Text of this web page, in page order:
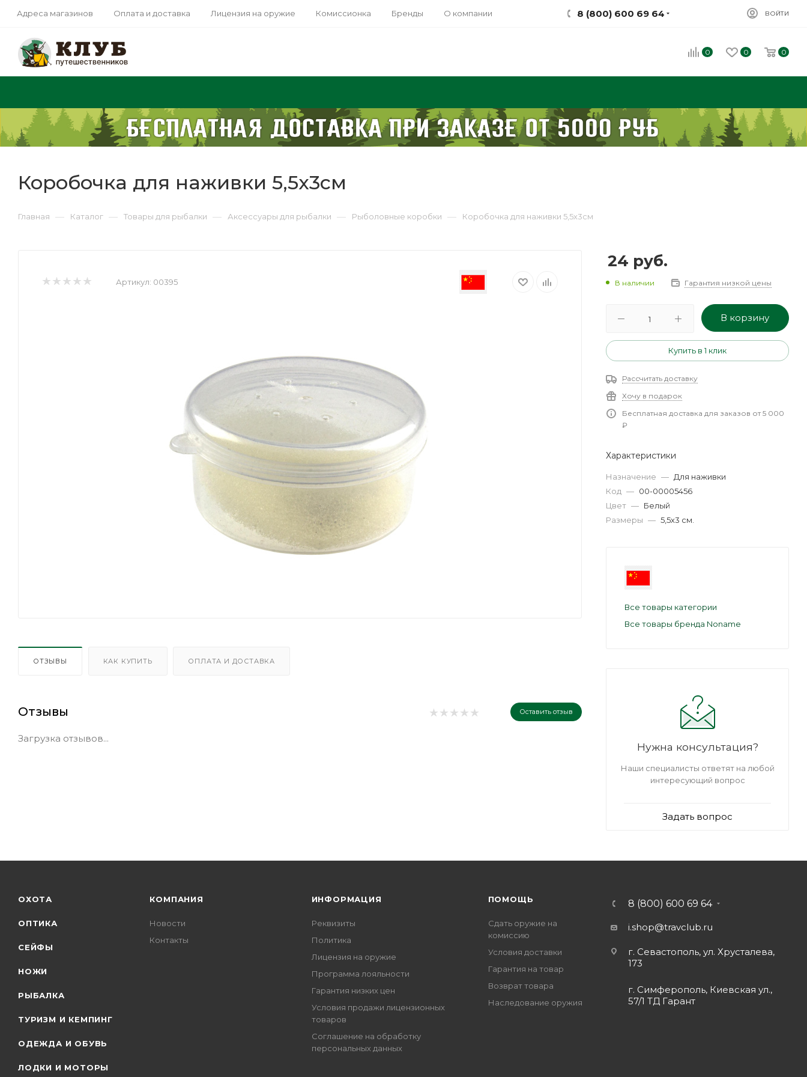
Адреса магазинов Оплата и доставка Лицензия на оружие Комиссионка Бренды О компании 8 (800) 600 69 64 ВОЙТИ
0 0 0
Коробочка для наживки 5,5х3см
Главная — Каталог — Товары для рыбалки — Аксессуары для рыбалки — Рыболовные коробки — Коробочка для наживки 5,5х3см
Артикул: 00395
ОТЗЫВЫ КАК КУПИТЬ ОПЛАТА И ДОСТАВКА
Отзывы Оставить отзыв
Загрузка отзывов...
24 руб.
В наличии Гарантия низкой цены
В корзину
Купить в 1 клик
Рассчитать доставку
Хочу в подарок
Бесплатная доставка для заказов от 5 000
₽
Характеристики
Назначение — Для наживки
Код — 00-00005456
Цвет — Белый
Размеры — 5,5х3 см.
Все товары категории
Все товары бренда Noname
Нужна консультация?
Наши специалисты ответят на любой
интересующий вопрос
Задать вопрос
ОХОТА
ОПТИКА
СЕЙФЫ
НОЖИ
РЫБАЛКА
ТУРИЗМ И КЕМПИНГ
ОДЕЖДА И ОБУВЬ
ЛОДКИ И МОТОРЫ
КОМПАНИЯ
Новости
Контакты
ИНФОРМАЦИЯ
Реквизиты
Политика
Лицензия на оружие
Программа лояльности
Гарантия низких цен
Условия продажи лицензионных
товаров
Соглашение на обработку
персональных данных
ПОМОЩЬ
Сдать оружие на
комиссию
Условия доставки
Гарантия на товар
Возврат товара
Наследование оружия
8 (800) 600 69 64
i.shop@travclub.ru
г. Севастополь, ул. Хрусталева,
173
г. Симферополь, Киевская ул.,
57/1 ТД Гарант